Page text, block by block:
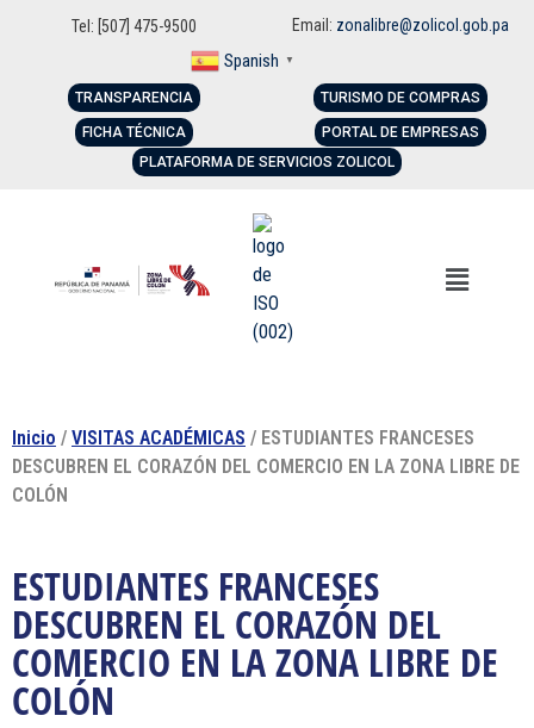
Tel: [507] 475-9500 Email: zonalibre@zolicol.gob.pa
Spanish ▼
TRANSPARENCIA
FICHA TÉCNICA
TURISMO DE COMPRAS
PORTAL DE EMPRESAS
PLATAFORMA DE SERVICIOS ZOLICOL
Inicio / VISITAS ACADÉMICAS / ESTUDIANTES FRANCESES
DESCUBREN EL CORAZÓN DEL COMERCIO EN LA ZONA LIBRE DE
COLÓN
ESTUDIANTES FRANCESES
DESCUBREN EL CORAZÓN DEL
COMERCIO EN LA ZONA LIBRE DE
COLÓN